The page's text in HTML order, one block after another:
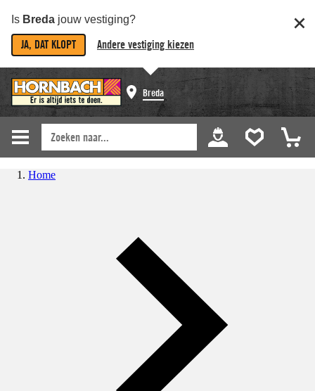
Is Breda jouw vestiging?
JA, DAT KLOPT Andere vestiging kiezen
Breda
Home